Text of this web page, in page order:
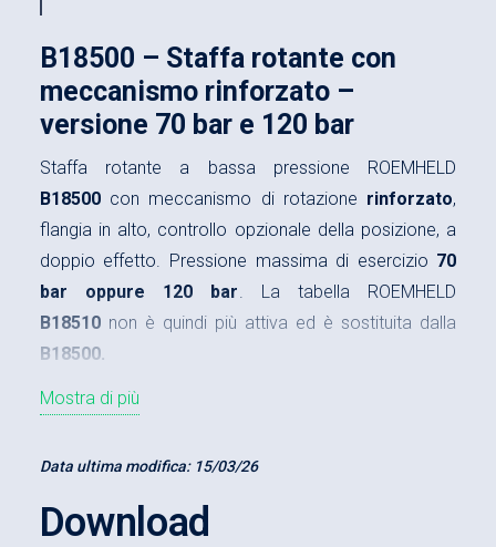
B18500 – Staffa rotante con
meccanismo rinforzato –
versione 70 bar e 120 bar
Staffa rotante a bassa pressione ROEMHELD
B18500 con meccanismo di rotazione rinforzato,
flangia in alto, controllo opzionale della posizione, a
doppio effetto. Pressione massima di esercizio 70
bar oppure 120 bar. La tabella ROEMHELD
B18510 non è quindi più attiva ed è sostituita dalla
B18500.
bloccaggio in più
possibile regolare il flusso
Mostra di più
Data ultima modifica: 15/03/26
Download